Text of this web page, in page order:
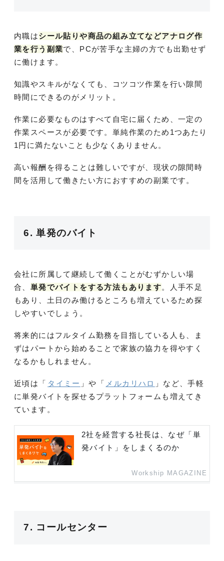
内職はシール貼りや商品の組み立てなどアナログ作
業を行う副業で、PCが苦手な主婦の方でも出勤せず
に働けます。
知識やスキルがなくても、コツコツ作業を行い隙間
時間にできるのがメリット。
作業に必要なものはすべて自宅に届くため、一定の
作業スペースが必要です。単純作業のため1つあたり
1円に満たないことも少なくありません。
高い報酬を得ることは難しいですが、現状の隙間時
間を活用して働きたい方におすすめの副業です。
6. 単発のバイト
会社に所属して継続して働くことがむずかしい場
合、 単発でバイトをする方法もあります。人手不足
もあり、土日のみ働けるところも増えているため探
しやすいでしょう。
将来的にはフルタイム勤務を目指している人も、ま
ずはパートから始めることで家族の協力を得やすく
なるかもしれません。
近頃は「 タイミー 」や「 メルカリハロ 」など、手軽
に単発バイトを探せるプラットフォームも増えてき
ています。
2社を経営する社長は、なぜ「単
発バイト」をしまくるのか
Workship MAGAZINE
7. コールセンター